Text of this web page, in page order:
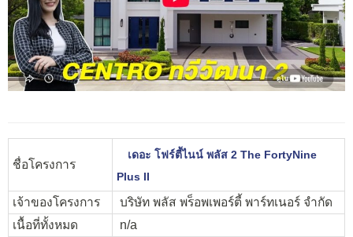
ชื่อโครงการ
เดอะ โฟร์ตี้ไนน์ พลัส 2 The FortyNine
Plus II
เจ้าของโครงการ
บริษัท พลัส พร็อพเพอร์ตี้ พาร์ทเนอร์ จำกัด
เนื้อที่ทั้งหมด
n/a